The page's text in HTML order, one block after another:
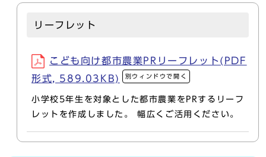
リーフレット
こども向け都市農業PRリーフレット(PDF
形式, 589.03KB)
別ウィンドウで開く
小学校5年生を対象とした都市農業をPRするリーフ
レットを作成しました。 幅広くご活用ください。